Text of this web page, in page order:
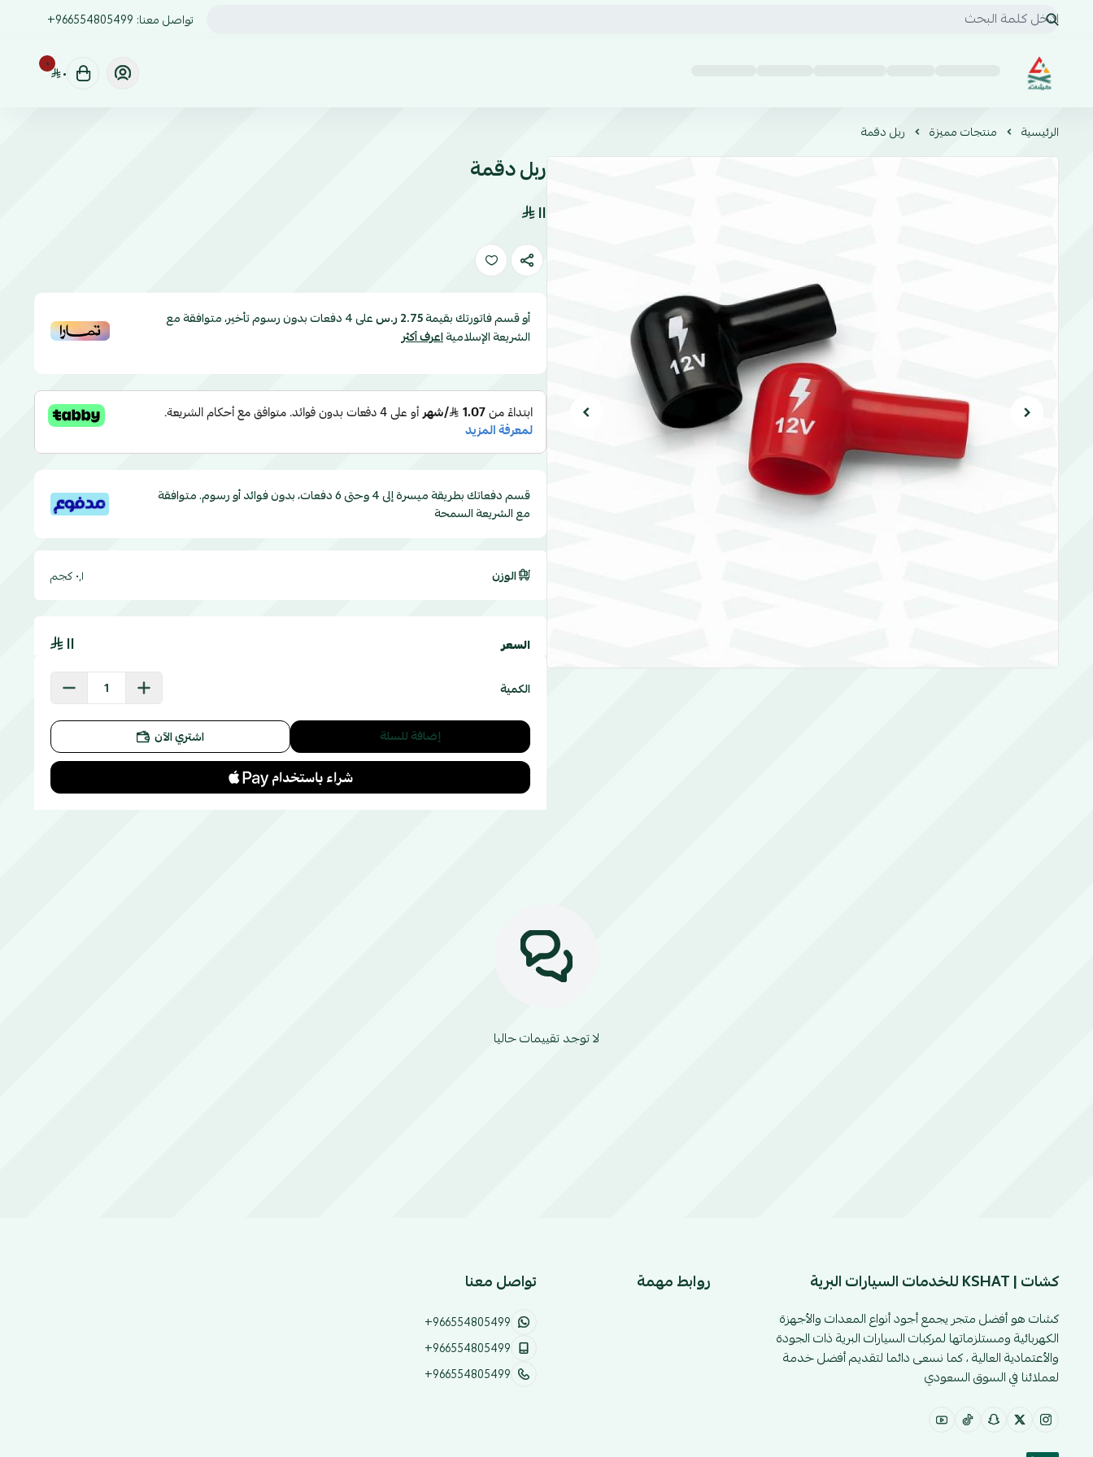
تواصل معنا: +966554805499
كشات | KSHAT للخدمات السيارات البرية
٠ ٠
الرئيسية منتجات مميزة ربل دقمة
ربل دقمة
١١
أو قسم فاتورتك بقيمة2.75 ر.س على4دفعات بدون رسوم تأخير، متوافقة مع
الشريعة الإسلاميةاعرف أكثر
قسم دفعاتك بطريقة ميسرة إلى 4 وحتى 6 دفعات، بدون فوائد أو رسوم. متوافقة
مع الشريعة السمحة
الوزن ٠٫١ كجم
السعر ١١
الكمية
إضافة للسلة اشتري الآن
لا توجد تقييمات حاليا
كشات | KSHAT للخدمات السيارات البرية
كشات هو أفضل متجر يجمع أجود أنواع المعدات والأجهزة
الكهربائية ومستلزماتها لمركبات السيارات البرية ذات الجودة
والأعتمادية العالية ، كما نسعى دائما لتقديم أفضل خدمة
لعملائنا في السوق السعودي
روابط مهمة تواصل معنا
+966554805499
+966554805499
+966554805499